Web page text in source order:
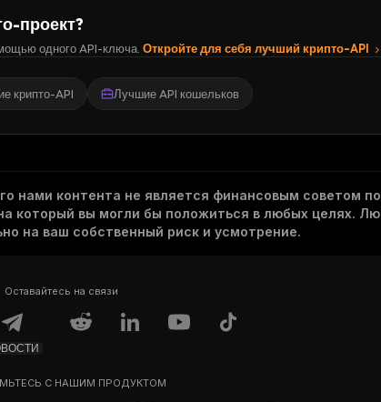
проект?
одного API-ключа. Откройте для себя лучший крипто-API
крипто-API Лучшие API кошельков
нами контента не является финансовым советом
который вы могли бы положиться в любых целях.
на ваш собственный риск и усмотрение.
Оставайтесь на связи
С НАШИМ ПРОДУКТОМ